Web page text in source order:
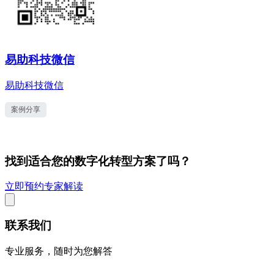
易助科技微信
易助科技微信
案例分享
找到适合您的数字化转型方案了吗？
立即预约专家解读
联系我们
专业服务，随时为您解答